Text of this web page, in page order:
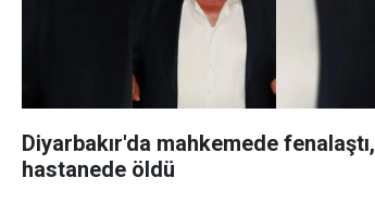
Diyarbakır'da mahkemede fenalaştı,
hastanede öldü